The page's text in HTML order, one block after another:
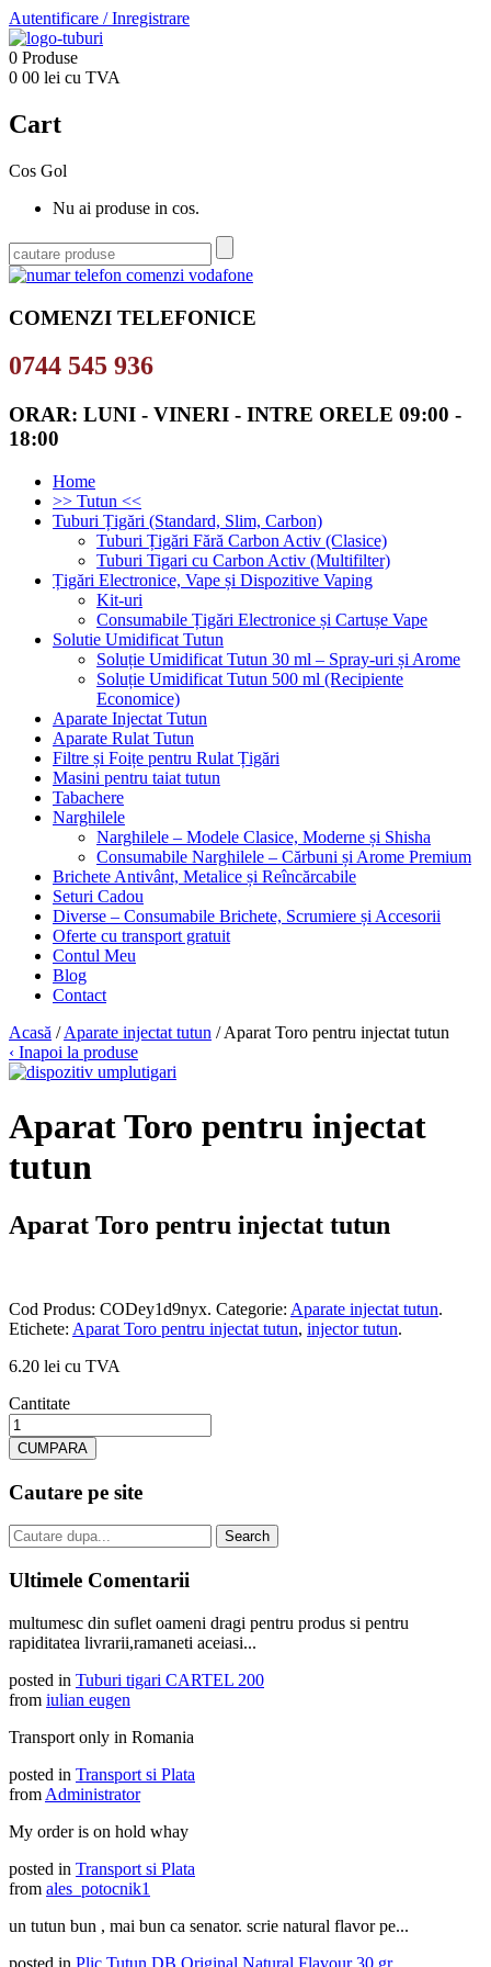
Autentificare /Inregistrare
0 Produse
0 00 lei cu TVA
Cart
Cos Gol
Nu ai produse in cos.
COMENZI TELEFONICE
0744 545 936
ORAR: LUNI - VINERI - INTRE ORELE 09:00 -
18:00
Home
>> Tutun <<
Tuburi Țigări (Standard, Slim, Carbon)
Tuburi Țigări Fără Carbon Activ (Clasice)
Tuburi Tigari cu Carbon Activ (Multifilter)
Țigări Electronice, Vape și Dispozitive Vaping
Kit-uri
Consumabile Țigări Electronice și Cartușe Vape
Solutie Umidificat Tutun
Soluție Umidificat Tutun 30 ml – Spray-uri și Arome
Soluție Umidificat Tutun 500 ml (Recipiente
Economice)
Aparate Injectat Tutun
Aparate Rulat Tutun
Filtre și Foițe pentru Rulat Țigări
Masini pentru taiat tutun
Tabachere
Narghilele
Narghilele – Modele Clasice, Moderne și Shisha
Consumabile Narghilele – Cărbuni și Arome Premium
Brichete Antivânt, Metalice și Reîncărcabile
Seturi Cadou
Diverse – Consumabile Brichete, Scrumiere și Accesorii
Oferte cu transport gratuit
Contul Meu
Blog
Contact
Acasă /Aparate injectat tutun / Aparat Toro pentru injectat tutun
‹ Inapoi la produse
Aparat Toro pentru injectat
tutun
Aparat Toro pentru injectat tutun
Cod Produs: CODey1d9nyx. Categorie: Aparate injectat tutun.
Etichete: Aparat Toro pentru injectat tutun, injector tutun.
6.20 lei cu TVA
Cantitate
CUMPARA
Cautare pe site
Ultimele Comentarii
multumesc din suflet oameni dragi pentru produs si pentru
rapiditatea livrarii,ramaneti aceiasi...
posted in Tuburi tigari CARTEL 200
from iulian eugen
Transport only in Romania
posted in Transport si Plata
from Administrator
My order is on hold whay
posted in Transport si Plata
from ales_potocnik1
un tutun bun , mai bun ca senator. scrie natural flavor pe...
posted in Plic Tutun DB Original Natural Flavour 30 gr